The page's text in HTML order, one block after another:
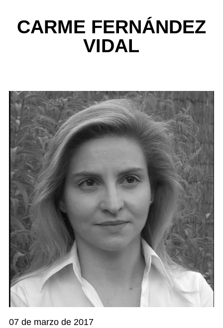
CARME FERNÁNDEZ
VIDAL
07 de marzo de 2017